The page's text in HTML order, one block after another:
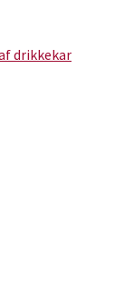
drikkekar